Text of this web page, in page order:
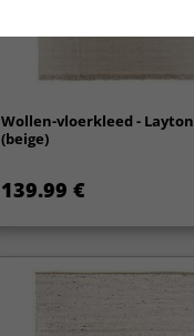
Wollen-vloerkleed - Layton
(beige)
139.99 €